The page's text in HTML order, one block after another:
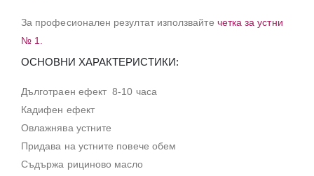
За професионален резултат използвайте четка за устни
№ 1.
ОСНОВНИ ХАРАКТЕРИСТИКИ:
Дълготраен ефект 8-10 часа
Кадифен ефект
Овлажнява устните
Придава на устните повече обем
Съдържа рициново масло